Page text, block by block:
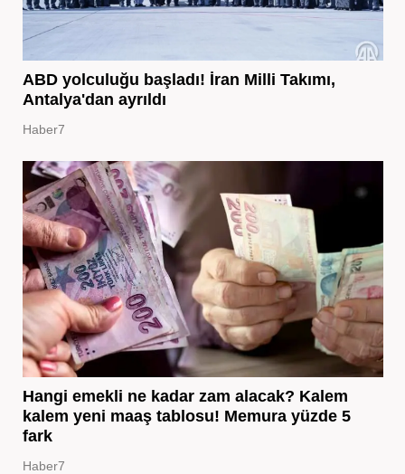
ABD yolculuğu başladı! İran Milli Takımı,
Antalya'dan ayrıldı
Haber7
Hangi emekli ne kadar zam alacak? Kalem
kalem yeni maaş tablosu! Memura yüzde 5
fark
Haber7